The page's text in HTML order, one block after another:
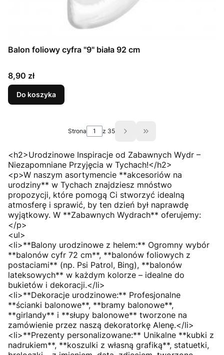
Balon foliowy cyfra "9" biała 92 cm
Cena
8,90 zł
Do koszyka
Strona z 35 Przejdź do ostatniej
<h2>Urodzinowe Inspiracje od Zabawnych Wydr –
Niezapomniane Przyjęcia w Tychach!</h2>
<p>W naszym asortymencie **akcesoriów na
urodziny** w Tychach znajdziesz mnóstwo
propozycji, które pomogą Ci stworzyć idealną
atmosferę i sprawić, by ten dzień był naprawdę
wyjątkowy. W **Zabawnych Wydrach** oferujemy:
</p>
<ul>
<li>**Balony urodzinowe z helem:** Ogromny wybór
**balonów cyfr 72 cm**, **balonów foliowych z
postaciami** (np. Psi Patrol, Bing), **balonów
lateksowych** w każdym kolorze – idealne do
bukietów i dekoracji.</li>
<li>**Dekoracje urodzinowe:** Profesjonalne
**ścianki balonowe**, **bramy balonowe**,
**girlandy** i **słupy balonowe** tworzone na
zamówienie przez naszą dekoratorkę Alenę.</li>
<li>**Prezenty personalizowane:** Unikalne **kubki z
nadrukiem**, **koszulki z własną grafiką**, statuetki,